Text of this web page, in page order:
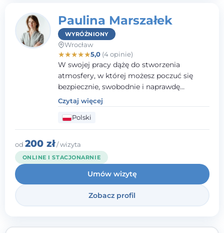
Paulina Marszałek
WYRÓŻNIONY
Wrocław
★★★★★5,0(4 opinie)
W swojej pracy dążę do stworzenia
atmosfery, w której możesz poczuć się
bezpiecznie, swobodnie i naprawdę
wysłuchany(-a). Zależy mi na
towarzyszeniu Ci w drodze do większego
dobrostanu, lepszego poznania siebie oraz
budowania wartościowych i
satysfakcjonujących relacji - zarówno z
innymi, jak i z samym sobą. Możliwość
bycia częścią tego procesu traktuję jako
duże wyróżnienie.
Czytaj więcej
Polski
od 200 zł/ wizyta
ONLINE I STACJONARNIE
Umów wizytę
Zobacz profil